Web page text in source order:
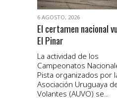
6 AGOSTO, 2026
El certamen nacional
El Pinar
La actividad de los
Campeonatos
Pista organizados por
Asociación Uruguaya
Volantes (AUVO) se...